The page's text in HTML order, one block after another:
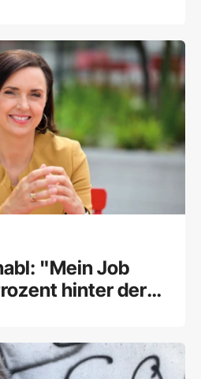
"Mein Job
hinter der